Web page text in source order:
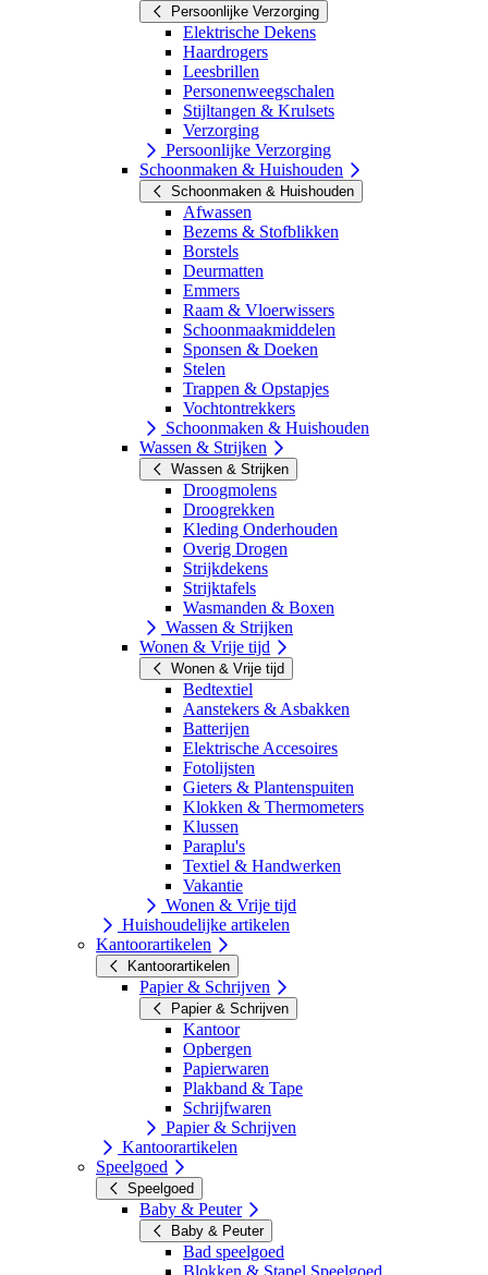
Persoonlijke Verzorging
Elektrische Dekens
Haardrogers
Leesbrillen
Personenweegschalen
Stijltangen & Krulsets
Verzorging
Persoonlijke Verzorging
Schoonmaken & Huishouden
Schoonmaken & Huishouden
Afwassen
Bezems & Stofblikken
Borstels
Deurmatten
Emmers
Raam & Vloerwissers
Schoonmaakmiddelen
Sponsen & Doeken
Stelen
Trappen & Opstapjes
Vochtontrekkers
Schoonmaken & Huishouden
Wassen & Strijken
Wassen & Strijken
Droogmolens
Droogrekken
Kleding Onderhouden
Overig Drogen
Strijkdekens
Strijktafels
Wasmanden & Boxen
Wassen & Strijken
Wonen & Vrije tijd
Wonen & Vrije tijd
Bedtextiel
Aanstekers & Asbakken
Batterijen
Elektrische Accesoires
Fotolijsten
Gieters & Plantenspuiten
Klokken & Thermometers
Klussen
Paraplu's
Textiel & Handwerken
Vakantie
Wonen & Vrije tijd
Huishoudelijke artikelen
Kantoorartikelen
Kantoorartikelen
Papier & Schrijven
Papier & Schrijven
Kantoor
Opbergen
Papierwaren
Plakband & Tape
Schrijfwaren
Papier & Schrijven
Kantoorartikelen
Speelgoed
Speelgoed
Baby & Peuter
Baby & Peuter
Bad speelgoed
Blokken & Stapel Speelgoed